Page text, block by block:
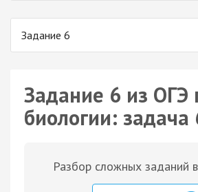
Задание 6
Задание 6 из ОГЭ
биологии: задача
Разбор сложных заданий